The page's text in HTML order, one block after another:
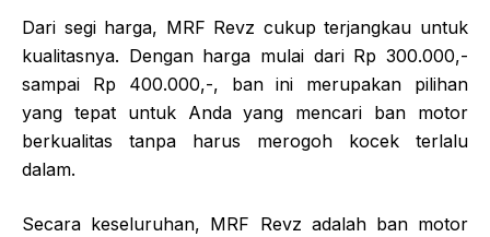
Dari segi harga, MRF Revz cukup terjangkau untuk
kualitasnya. Dengan harga mulai dari Rp 300.000,-
sampai Rp 400.000,-, ban ini merupakan pilihan
yang tepat untuk Anda yang mencari ban motor
berkualitas tanpa harus merogoh kocek terlalu
dalam.
Secara keseluruhan, MRF Revz adalah ban motor